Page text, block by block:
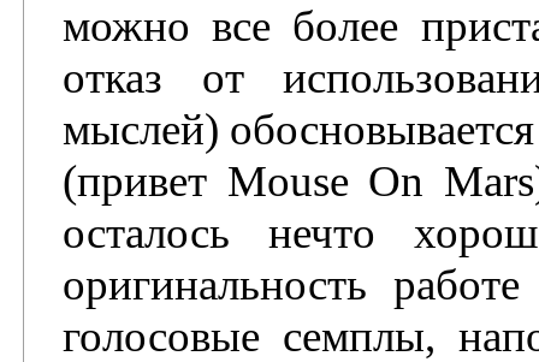
можно все более
отказ от
мыслей)
(привет Mouse On
осталось нечто
оригинальность
голосовые семплы,